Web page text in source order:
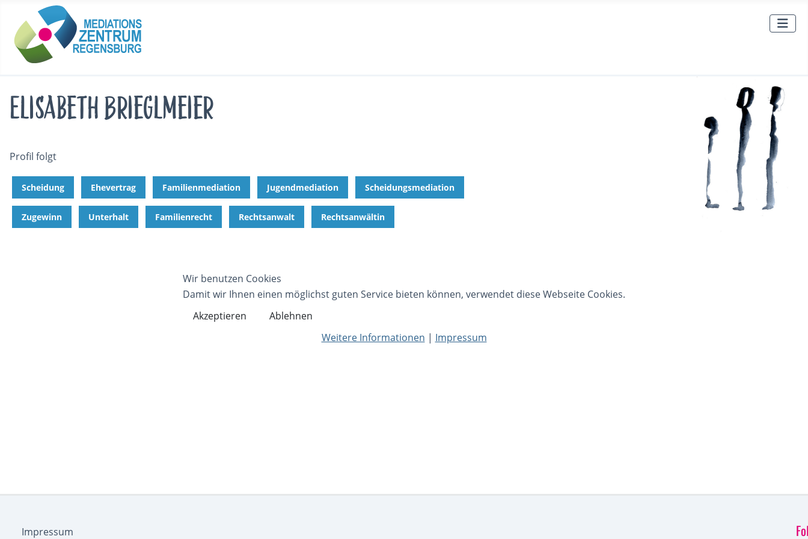
Elisabeth Brieglmeier
Profil folgt
Scheidung Ehevertrag Familienmediation Jugendmediation Scheidungsmediation
Zugewinn Unterhalt Familienrecht Rechtsanwalt Rechtsanwältin
Impressum
Wir benutzen Cookies
Damit wir Ihnen einen möglichst guten Service bieten können, verwendet diese Webseite Cookies.
Akzeptieren
Ablehnen
Weitere Informationen | Impressum